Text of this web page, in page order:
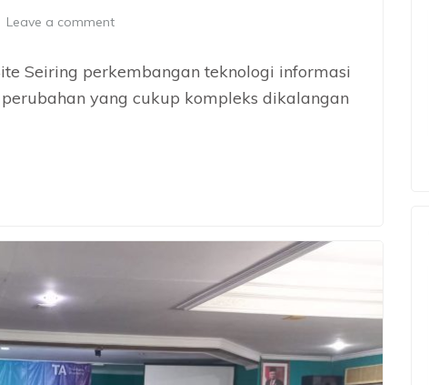
Leave a comment
Seiring perkembangan teknologi informasi
yang cukup kompleks dikalangan